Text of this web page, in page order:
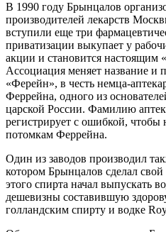
В 1990 году Брынцалов
производителей лекарств
вступили еще три
приватизации выкупает у
акции и становится настоящим
Ассоциация меняет название и
«Ферейн», в честь немца-
Феррейна, одного из
царской России. Фамилию
регистрирует с ошибкой, чтобы
потомкам Феррейна.
Один из заводов производил
котором Брынцалов сделал
этого спирта начал выпускать
дешевизны составившую
голландским спирту и водке